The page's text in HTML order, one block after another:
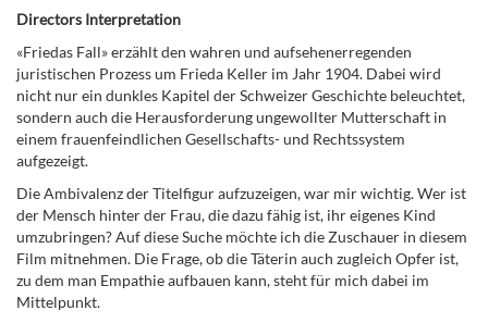
Directors Interpretation
«Friedas Fall» erzählt den wahren und aufsehenerregenden
juristischen Prozess um Frieda Keller im Jahr 1904. Dabei wird
nicht nur ein dunkles Kapitel der Schweizer Geschichte beleuchtet,
sondern auch die Herausforderung ungewollter Mutterschaft in
einem frauenfeindlichen Gesellschafts- und Rechtssystem
aufgezeigt.
Die Ambivalenz der Titelfigur aufzuzeigen, war mir wichtig. Wer ist
der Mensch hinter der Frau, die dazu fähig ist, ihr eigenes Kind
umzubringen? Auf diese Suche möchte ich die Zuschauer in diesem
Film mitnehmen. Die Frage, ob die Täterin auch zugleich Opfer ist,
zu dem man Empathie aufbauen kann, steht für mich dabei im
Mittelpunkt.